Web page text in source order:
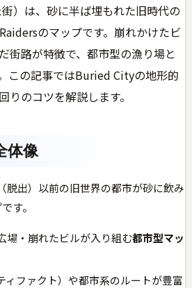
）は、砂に半ば埋もれた旧時代の
のマップです。崩れかけたビ
街路が特徴で、都市型の漁り場と
この記事ではBuried Cityの地形的
りのコツを解説します。
体像
脱出）以前の旧世界の都市が砂に飲み
す。
場・崩れたビルが入り組む都市型マッ
ィファクト）や都市系のルートが豊富